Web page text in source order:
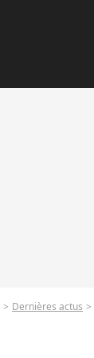
Dernières actus